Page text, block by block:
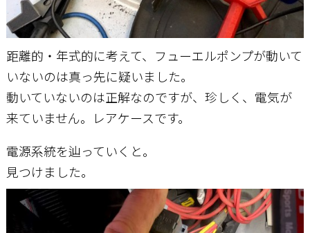
距離的・年式的に考えて、フューエルポンプが動いて
いないのは真っ先に疑いました。
動いていないのは正解なのですが、珍しく、電気が
来ていません。レアケースです。
電源系統を辿っていくと。
見つけました。